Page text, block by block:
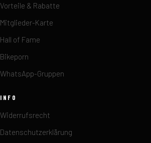
Vorteile & Rabatte
Mitglieder-Karte
Hall of Fame
Bikeporn
WhatsApp-Gruppen
INFO
Widerrufsrecht
Datenschutzerklärung